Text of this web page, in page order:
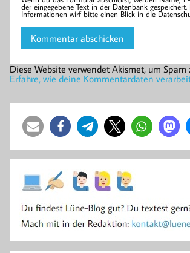
der eingegebene Text in der Datenbank gespeichert.
Informationen wirf bitte einen Blick in die
Diese Website verwendet Akismet, um Spam
Erfahre, wie deine Kommentardaten